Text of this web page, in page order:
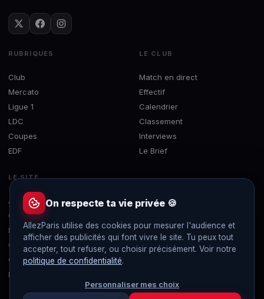
RUBRIQUES
Club
Mercato
Ligue 1
LDC
Coupes
EDF
LE CLUB
Match en direct
Effectif
Calendrier
Classement
Interviews
Le Brief
LE SITE
À propos
Contact
Mentions légales
Confidentialité
Gérer les cookies
Flux RSS
On respecte ta vie privée 🍪
AllezParis utilise des cookies pour mesurer l'audience et
afficher des publicités qui font vivre le site. Tu peux tout
accepter, tout refuser, ou choisir précisément. Voir notre
politique de confidentialité.
Personnaliser mes choix